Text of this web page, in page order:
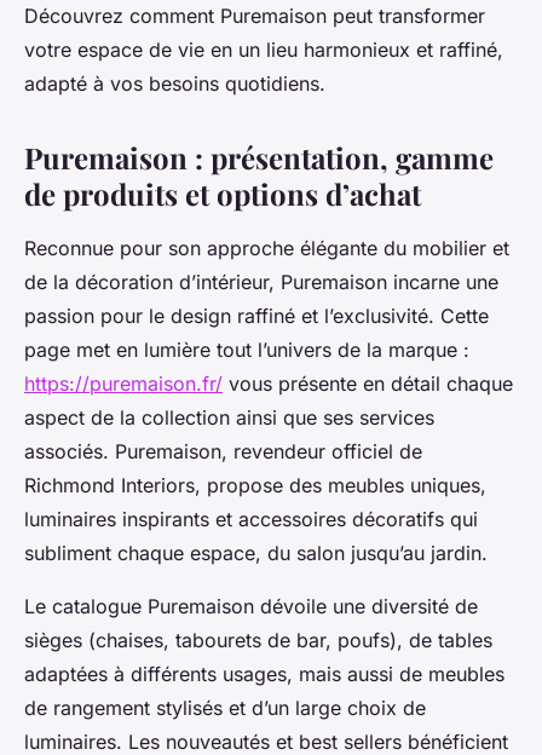
Découvrez comment Puremaison peut transformer
votre espace de vie en un lieu harmonieux et raffiné,
adapté à vos besoins quotidiens.
Puremaison : présentation, gamme
de produits et options d’achat
Reconnue pour son approche élégante du mobilier et
de la décoration d’intérieur, Puremaison incarne une
passion pour le design raffiné et l’exclusivité. Cette
page met en lumière tout l’univers de la marque :
https://puremaison.fr/ vous présente en détail chaque
aspect de la collection ainsi que ses services
associés. Puremaison, revendeur officiel de
Richmond Interiors, propose des meubles uniques,
luminaires inspirants et accessoires décoratifs qui
subliment chaque espace, du salon jusqu’au jardin.
Le catalogue Puremaison dévoile une diversité de
sièges (chaises, tabourets de bar, poufs), de tables
adaptées à différents usages, mais aussi de meubles
de rangement stylisés et d’un large choix de
luminaires. Les nouveautés et best sellers bénéficient